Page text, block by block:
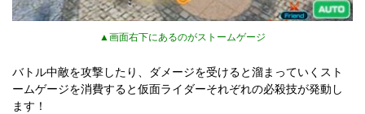
▲画面右下にあるのがストームゲージ
バトル中敵を攻撃したり、ダメージを受けると溜まっていくスト
ームゲージを消費すると仮面ライダーそれぞれの必殺技が発動し
ます！